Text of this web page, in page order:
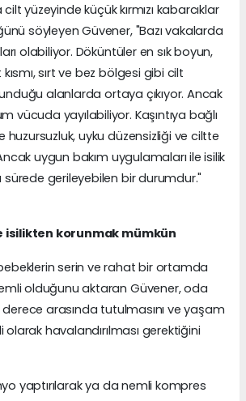
yüzeyinde küçük kırmızı kabarcıklar
söyleyen Güvener, "Bazı vakalarda
olabiliyor. Döküntüler en sık boyun,
sırt ve bez bölgesi gibi cilt
alanlarda ortaya çıkıyor. Ancak
vücuda yayılabiliyor. Kaşıntıya bağlı
huzursuzluk, uyku düzensizliği ve ciltte
uygun bakım uygulamaları ile isilik
sürede gerileyebilen bir durumdur."
isilikten korunmak mümkün
serin ve rahat bir ortamda
olduğunu aktaran Güvener, oda
derece arasında tutulmasını ve yaşam
olarak havalandırılması gerektiğini
yaptırılarak ya da nemli kompres